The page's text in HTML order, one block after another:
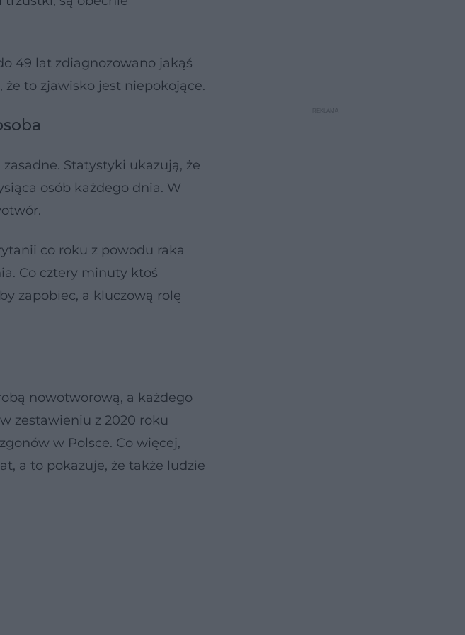
49 lat zdiagnozowano jakąś
że to zjawisko jest niepokojące.
Statystyki ukazują, że
osób każdego dnia. W
co roku z powodu raka
Co cztery minuty ktoś
zapobiec, a kluczową rolę
nowotworową, a każdego
zestawieniu z 2020 roku
w Polsce. Co więcej,
a to pokazuje, że także ludzie